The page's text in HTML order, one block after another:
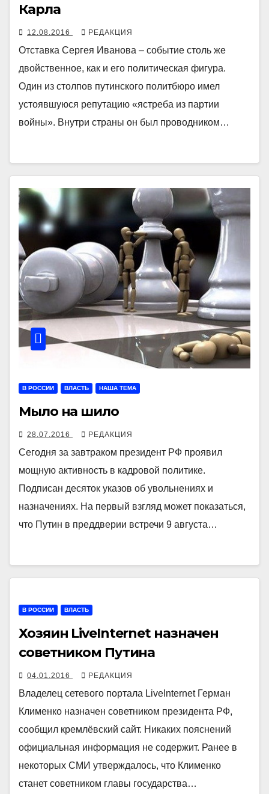
Карла
12.08.2016 РЕДАКЦИЯ
Отставка Сергея Иванова – событие столь же
двойственное, как и его политическая фигура.
Один из столпов путинского политбюро имел
устоявшуюся репутацию «ястреба из партии
войны». Внутри страны он был проводником…
В РОССИИ ВЛАСТЬ НАША ТЕМА
Мыло на шило
28.07.2016 РЕДАКЦИЯ
Сегодня за завтраком президент РФ проявил
мощную активность в кадровой политике.
Подписан десяток указов об увольнениях и
назначениях. На первый взгляд может показаться,
что Путин в преддверии встречи 9 августа…
В РОССИИ ВЛАСТЬ
Хозяин LiveInternet назначен
советником Путина
04.01.2016 РЕДАКЦИЯ
Владелец сетевого портала LiveInternet Герман
Клименко назначен советником президента РФ,
сообщил кремлёвский сайт. Никаких пояснений
официальная информация не содержит. Ранее в
некоторых СМИ утверждалось, что Клименко
станет советником главы государства…